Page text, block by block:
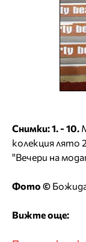
Снимки: 1. - 10.
колекция лято
"Вечери на
Фото ©
Вижте още: